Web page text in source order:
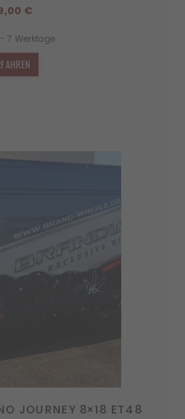
€
7 Werktage
JOURNEY 8×18 ET48